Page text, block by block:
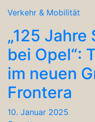
Verkehr & Mobilität
„125
bei Opel“:
im neuen
Frontera
10. Januar 2025